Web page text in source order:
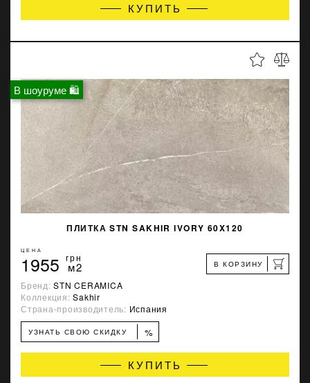
КУПИТЬ
В шоуруме 🛍
ПЛИТКА STN SAKHIR IVORY 60X120
ЦЕНА
1955 грн
м2 В КОРЗИНУ
Бренд:STN CERAMICA
Коллекция:Sakhir
Страна-производитель: Испания
УЗНАТЬ СВОЮ СКИДКУ %
КУПИТЬ